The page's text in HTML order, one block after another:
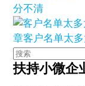
分不清
章客户名单太
扶持小微企